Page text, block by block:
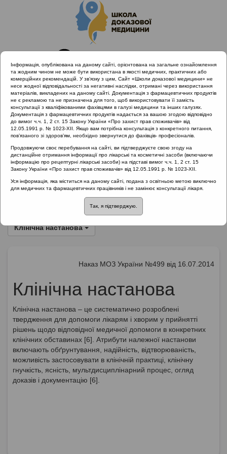
Головна
Нормативні документи
Гострі респіраторні інфекції
Рубрика:
Гострі респіраторні інфекції
Назва:
Адаптована клінічна настанова, заснована на доказах
Клінічна настанова
Наказ МОЗ України №499 від 16.07.2014
Клінічна настанова
Клінічна настанова – це систематично розроблені
твердження для допомоги лікарям і хворим у прийнятті
рішень щодо відповідної медичної допомоги в конкретних
клінічних обставинах [6]. Атрибути належної настанови
включають обґрунтування, надійність, відтворюваність,
можливість застосовувати в клінічній практиці, клінічну
гнучкість, ясність, мультдисциплінарний процес, огляд
доказів і документацію [6].
Інформація, опублікована на даному сайті, орієнтована на загальне ознайомлення
та жодним чином не може бути використана в якості медичних, практичних або
комерційних рекомендацій. У зв’язку з цим, Сайт «Школи доказової медицини» не
несе жодної відповідальності за негативні наслідки, отримані через використання
матеріалів, викладених на даному сайті. Документація з фармацевтичних продуктів
не є рекламою та не призначена для того, щоб використовувати її замість
консультації з кваліфікованими фахівцями в галузі медицини та інших галузях.
Документація з фармацевтичних продуктів надається за вашою згодою відповідно
до вимог ч.ч. 1, 2 ст. 15 Закону України «Про захист прав споживачів» від
12.05.1991 р. № 1023-XII. Якщо вам потрібна консультація з конкретного питання,
пов’язаного зі здоров’ям, необхідно звернутися до фахівців- професіоналів.
Продовжуючи своє перебування на сайті, ви підтверджуєте свою згоду на
дистанційне отримання інформації про лікарські та косметичні засоби (включаючи
інформацію про рецептурні лікарські засоби) на підставі вимог ч.ч. 1, 2 ст. 15
Закону України «Про захист прав споживачів» від 12.05.1991 р. № 1023-XII.
Уся інформація, яка міститься на даному сайті, подана з освітньою метою виключно
для медичних та фармацевтичних працівників і не замінює консультації лікаря.
Так, я підтверджую.